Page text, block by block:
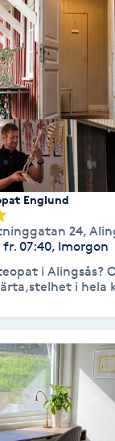
Plasma)
Englund
24,
fr. 07:40, Imorgon
i Alingsås?
i hela